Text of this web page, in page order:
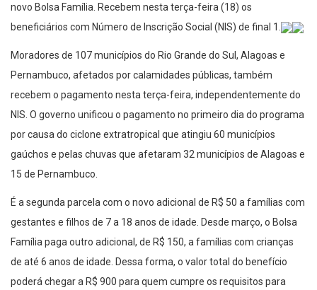
novo Bolsa Família. Recebem nesta terça-feira (18) os
beneficiários com Número de Inscrição Social (NIS) de final 1.
Moradores de 107 municípios do Rio Grande do Sul, Alagoas e
Pernambuco, afetados por calamidades públicas, também
recebem o pagamento nesta terça-feira, independentemente do
NIS. O governo unificou o pagamento no primeiro dia do programa
por causa do ciclone extratropical que atingiu 60 municípios
gaúchos e pelas chuvas que afetaram 32 municípios de Alagoas e
15 de Pernambuco.
É a segunda parcela com o novo adicional de R$ 50 a famílias com
gestantes e filhos de 7 a 18 anos de idade. Desde março, o Bolsa
Família paga outro adicional, de R$ 150, a famílias com crianças
de até 6 anos de idade. Dessa forma, o valor total do benefício
poderá chegar a R$ 900 para quem cumpre os requisitos para